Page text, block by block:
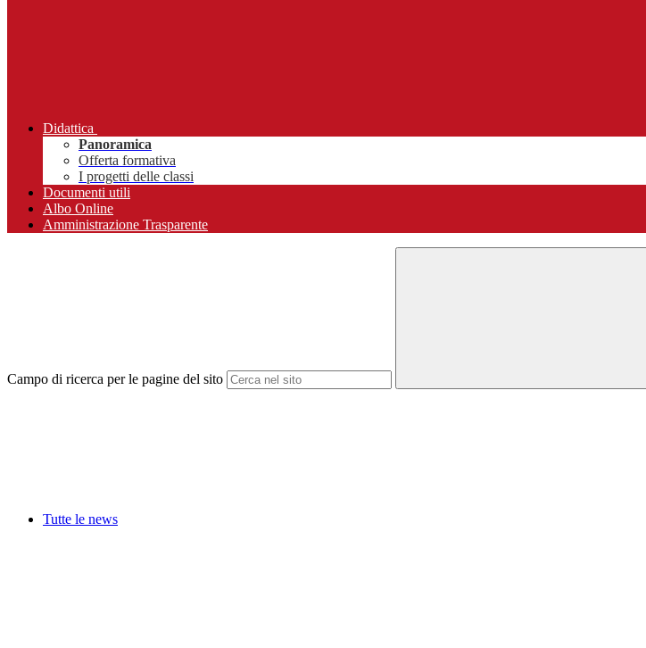
Didattica
Panoramica
Offerta formativa
I progetti delle classi
Documenti utili
Albo Online
Amministrazione Trasparente
Campo di ricerca per le pagine del sito
Tutte le news